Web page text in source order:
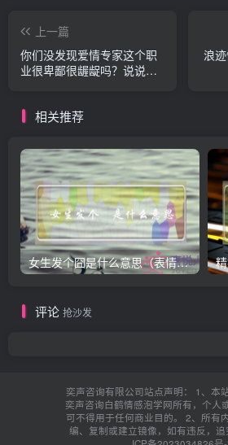
上一篇
你们没发现爱情专家这个职
业很卑鄙很龌龊吗？说说你
浪
相关推荐
女生发个囧是什么意思（表情囧的含义）
评论 抢沙发
奕声咨询有限公司站点声明： 1、本
奕声咨询白鹤情感泡学网所有，个人
可不得用于任何商业目的。 2、所有
编、复制或建立镜像，如有违反，追